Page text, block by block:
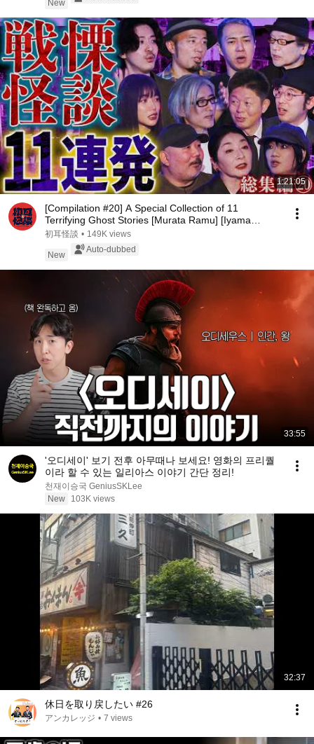
New
1:21:05
[Compilation #20] A Special Collection of 11
Terrifying Ghost Stories [Murata Ramu] [Iyama
Ryokic...
初耳怪談 • 149K views
New
Auto-dubbed
33:55
'오디세이' 보기 전후 아무때나 보세요! 영화의 프리퀄
이라 할 수 있는 일리아스 이야기 간단 정리!
천재이승국 GeniusSKLee
New
103K views
32:37
休日を取り戻したい #26
アンカレッジ • 7 views